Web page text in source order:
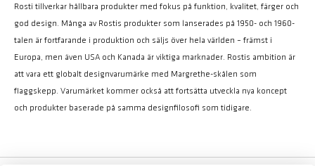
Rosti tillverkar hållbara produkter med fokus på funktion, kvalitet, färger och
god design. Många av Rostis produkter som lanserades på 1950- och 1960-
talen är fortfarande i produktion och säljs över hela världen – främst i
Europa, men även USA och Kanada är viktiga marknader. Rostis ambition är
att vara ett globalt designvarumärke med Margrethe-skålen som
flaggskepp. Varumärket kommer också att fortsätta utveckla nya koncept
och produkter baserade på samma designfilosofi som tidigare.